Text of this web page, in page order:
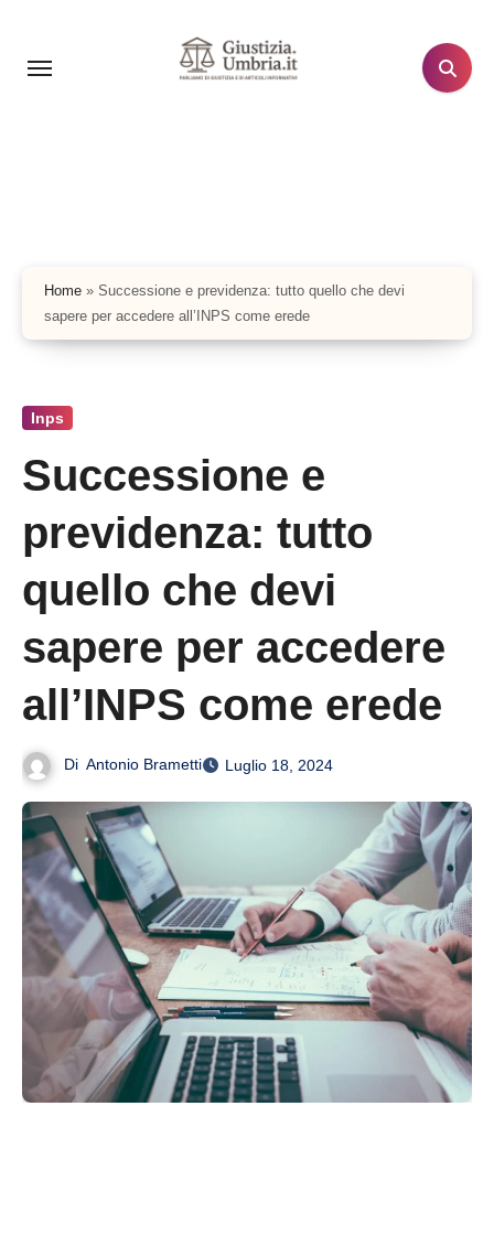
contenuto
Home » Successione e previdenza: tutto quello che devi
sapere per accedere all’INPS come erede
Inps
Successione e
previdenza: tutto
quello che devi
sapere per accedere
all’INPS come erede
Di Antonio Brametti Luglio 18, 2024